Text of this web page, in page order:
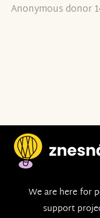
Anonymous donor
We are here for
support